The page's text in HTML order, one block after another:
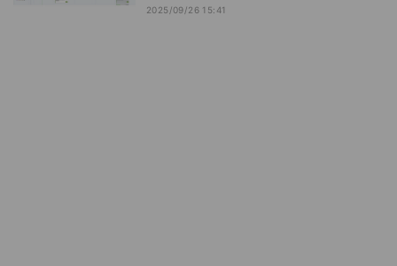
2025/09/26 15:41